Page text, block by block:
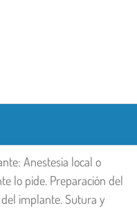
Anestesia local o
lo pide. Preparación del
implante. Sutura y